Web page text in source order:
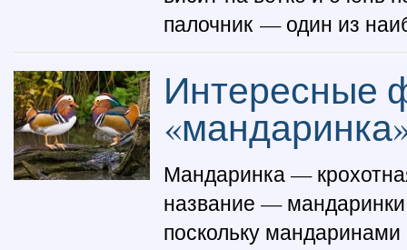
палочник — один из
Интересные
Мандаринка —
название —
поскольку